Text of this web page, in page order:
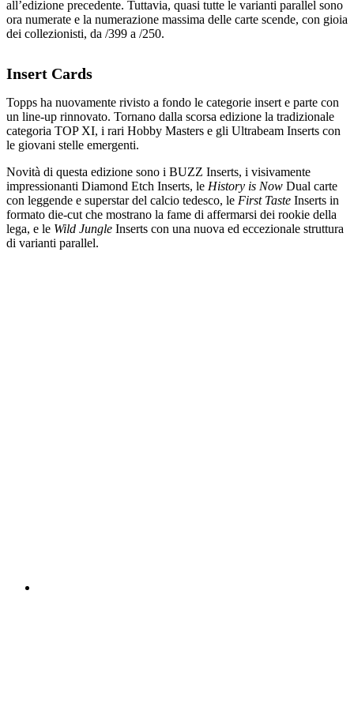
all’edizione precedente. Tuttavia, quasi tutte le varianti parallel sono
ora numerate e la numerazione massima delle carte scende, con gioia
dei collezionisti, da /399 a /250.
Insert Cards
Topps ha nuovamente rivisto a fondo le categorie insert e parte con
un line-up rinnovato. Tornano dalla scorsa edizione la tradizionale
categoria TOP XI, i rari Hobby Masters e gli Ultrabeam Inserts con
le giovani stelle emergenti.
Novità di questa edizione sono i BUZZ Inserts, i visivamente
impressionanti Diamond Etch Inserts, le History is Now Dual carte
con leggende e superstar del calcio tedesco, le First Taste Inserts in
formato die-cut che mostrano la fame di affermarsi dei rookie della
lega, e le Wild Jungle Inserts con una nuova ed eccezionale struttura
di varianti parallel.